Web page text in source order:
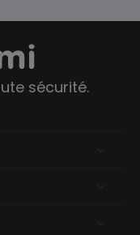
sécurité.